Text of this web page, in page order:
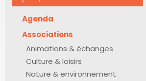
Agenda
Associations
Animations & échanges
Culture & loisirs
Nature & environnement